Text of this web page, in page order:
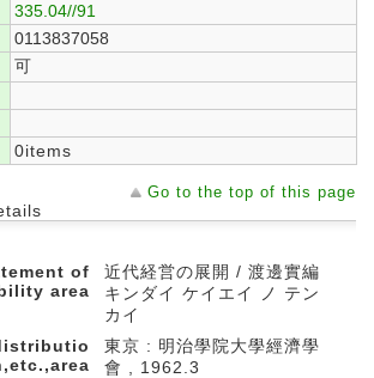
335.04//91
0113837058
可
0items
Go to the top of this page
of
area
近代経営の展開 / 渡邊實編
キンダイ ケイエイ ノ テン
カイ
東京 : 明治學院大學經濟學
會 , 1962.3